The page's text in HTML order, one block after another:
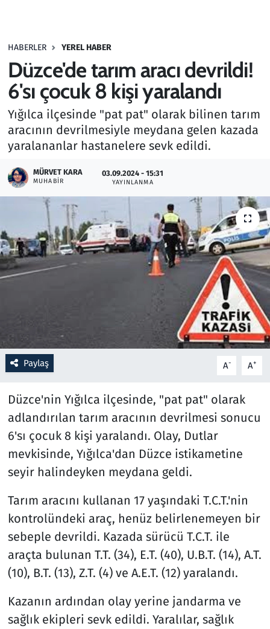
HABERLER YEREL HABER
Düzce'de tarım aracı devrildi!
6'sı çocuk 8 kişi yaralandı
Yığılca ilçesinde "pat pat" olarak bilinen tarım
aracının devrilmesiyle meydana gelen kazada
yaralananlar hastanelere sevk edildi.
MÜRVET KARA
MUHABIR
03.09.2024 - 15:31
YAYINLANMA
Paylaş A- A+
Düzce'nin Yığılca ilçesinde, "pat pat" olarak
adlandırılan tarım aracının devrilmesi sonucu
6'sı çocuk 8 kişi yaralandı. Olay, Dutlar
mevkisinde, Yığılca'dan Düzce istikametine
seyir halindeyken meydana geldi.
Tarım aracını kullanan 17 yaşındaki T.C.T.'nin
kontrolündeki araç, henüz belirlenemeyen bir
sebeple devrildi. Kazada sürücü T.C.T. ile
araçta bulunan T.T. (34), E.T. (40), U.B.T. (14), A.T.
(10), B.T. (13), Z.T. (4) ve A.E.T. (12) yaralandı.
Kazanın ardından olay yerine jandarma ve
sağlık ekipleri sevk edildi. Yaralılar, sağlık
Haber
Kültür Sanat
Kurumsal Haberler
Lezzet Durağı
Memur ve Kamu
Otomobil
Oyun
Ramazan
Rüya Tabirleri
Sağlık
Savunma Sanayi
Seçim 2023
Spor
Televizyon